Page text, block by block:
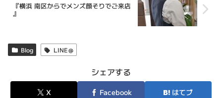
『横浜 南区からでメンズ顔そりでご来店
』
Blog LINE＠
シェアする
X Facebook はてブ